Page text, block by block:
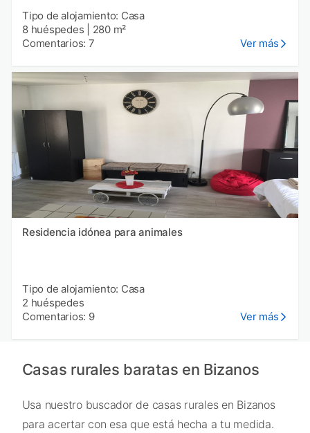
Tipo de alojamiento: Casa
8 huéspedes
280 m²
Comentarios: 7
Ver más
Residencia idónea para animales
Tipo de alojamiento: Casa
2 huéspedes
Comentarios: 9
Ver más
Casas rurales baratas en Bizanos
Usa nuestro buscador de casas rurales en Bizanos
para acertar con esa que está hecha a tu medida.